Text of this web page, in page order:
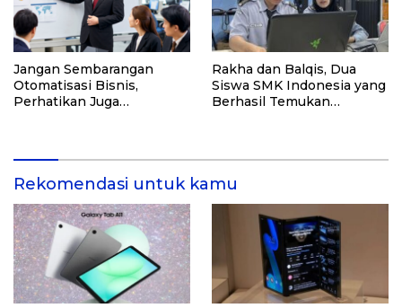
Jangan Sembarangan
Otomatisasi Bisnis,
Perhatikan Juga
Rakha dan Balqis, Dua
Siswa SMK Indonesia yang
Berhasil Temukan
Rekomendasi untuk kamu